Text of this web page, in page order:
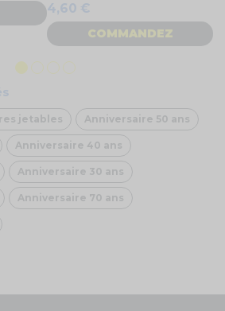
4,60 €
COMMANDEZ
jetables Anniversaire 50 ans
Anniversaire 40 ans
Anniversaire 30 ans
Anniversaire 70 ans